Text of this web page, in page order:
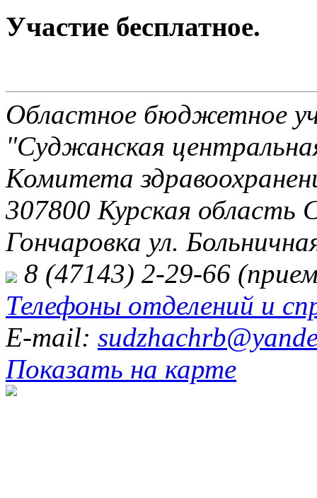
Участие бесплатное.
Областное бюджетное
"Суджанская
Комитета
307800 Курская область
Гончаровка ул.
8 (47143) 2-29-66
Телефоны отделений и
E-mail:
Показать на карте